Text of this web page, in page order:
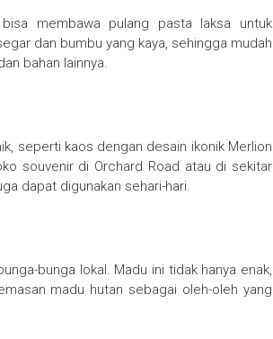
membawa pulang pasta laksa untuk
dan bumbu yang kaya, sehingga mudah
bahan lainnya.
seperti kaos dengan desain ikonik Merlion
souvenir di Orchard Road atau di sekitar
dapat digunakan sehari-hari.
bunga lokal. Madu ini tidak hanya enak,
madu hutan sebagai oleh-oleh yang